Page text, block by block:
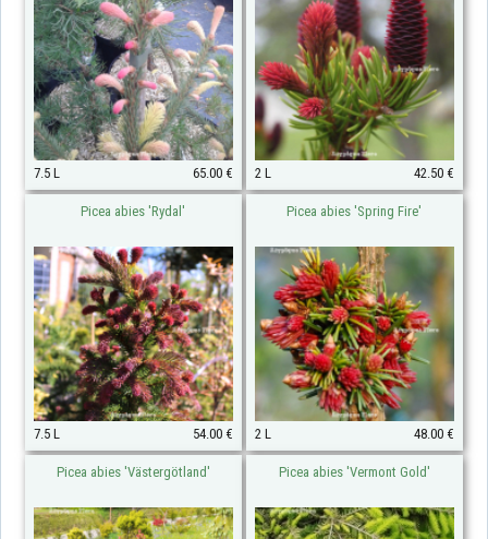
7.5 L 65.00 € 2 L 42.50 €
Picea abies 'Rydal'
7.5 L 54.00 €
Picea abies 'Spring Fire'
2 L 48.00 €
Picea abies 'Västergötland' Picea abies 'Vermont Gold'